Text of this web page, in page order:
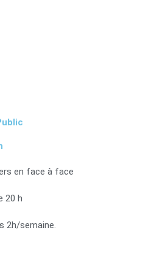
en face à face
20 h
2h/semaine.